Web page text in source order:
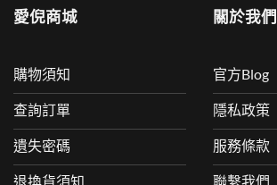
愛倪商城
購物須知
查詢訂單
遺失密碼
退換貨須知
關於我們
官方Blog
隱私政策
服務條款
聯繫我們